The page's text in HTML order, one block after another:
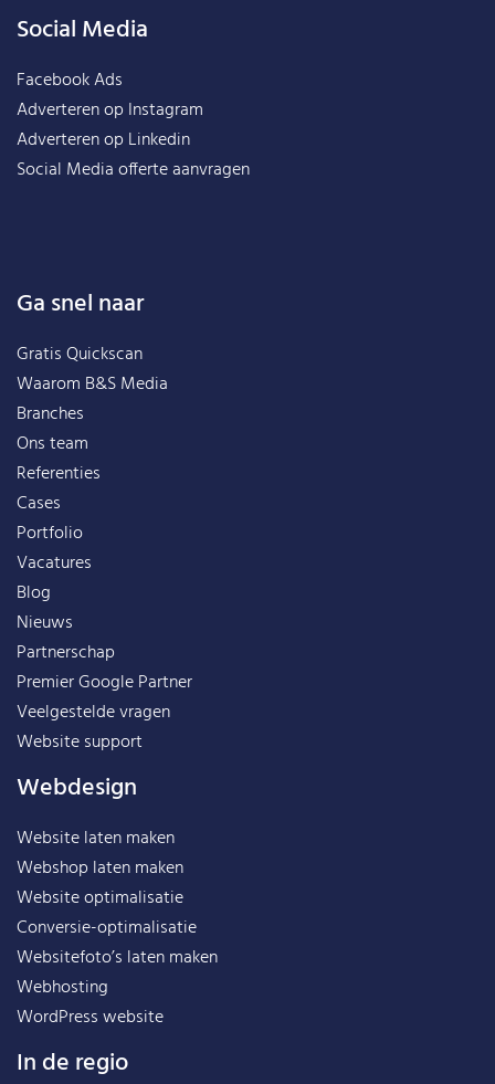
Social Media
Facebook Ads
Adverteren op Instagram
Adverteren op Linkedin
Social Media offerte aanvragen
Ga snel naar
Gratis Quickscan
Waarom B&S Media
Branches
Ons team
Referenties
Cases
Portfolio
Vacatures
Blog
Nieuws
Partnerschap
Premier Google Partner
Veelgestelde vragen
Website support
Webdesign
Website laten maken
Webshop laten maken
Website optimalisatie
Conversie-optimalisatie
Websitefoto’s laten maken
Webhosting
WordPress website
In de regio